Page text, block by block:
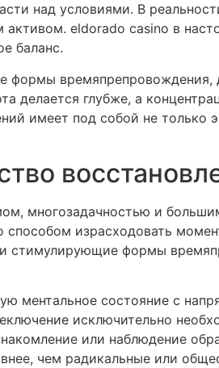
над условиями. В
eldorado casino в
баланс.
формы времяпрепровождения,
делается глубже, а
имеет под собой не только
многозадачностью и
способом израсходовать
стимулирующие формы
ментальное состояние с
исключительно
или наблюдение
чем радикальные или